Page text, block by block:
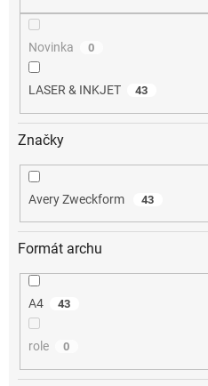
Novinka 0
LASER & INKJET 43
Značky
Avery Zweckform 43
Formát archu
A4 43
role 0